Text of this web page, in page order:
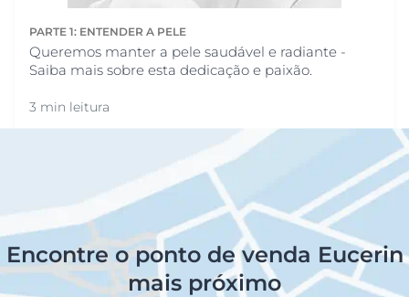
PARTE 1: ENTENDER A PELE
Queremos manter a pele saudável e radiante -
Saiba mais sobre esta dedicação e paixão.
3 min leitura
Encontre o ponto de venda Eucerin
mais próximo